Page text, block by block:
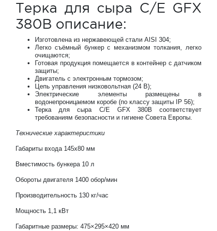
Терка для сыра C/E GFX
380В описание:
Изготовлена из нержавеющей стали AISI 304;
Легко съёмный бункер с механизмом толкания, легко
очищаются;
Готовая продукция помещается в контейнер с датчиком
защиты;
Двигатель с электронным тормозом;
Цепь управления низковольтная (24 В);
Электрические элементы размещены в
водонепроницаемом коробе (по классу защиты IP 56);
Терка для сыра C/E GFX 380В соответствует
требованиям безопасности и гигиене Совета Европы.
Технические характеристики
Габариты входа 145х80 мм
Вместимость бункера 10 л
Обороты двигателя 1400 обор/мин
Производительность 130 кг/час
Мощность 1,1 кВт
Габаритные размеры: 475×295×420 мм